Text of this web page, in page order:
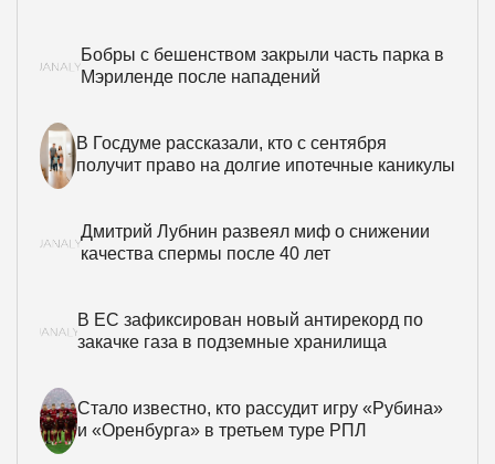
Бобры с бешенством закрыли часть парка в
Мэриленде после нападений
В Госдуме рассказали, кто с сентября
получит право на долгие ипотечные каникулы
Дмитрий Лубнин развеял миф о снижении
качества спермы после 40 лет
В ЕС зафиксирован новый антирекорд по
закачке газа в подземные хранилища
Стало известно, кто рассудит игру «Рубина»
и «Оренбурга» в третьем туре РПЛ